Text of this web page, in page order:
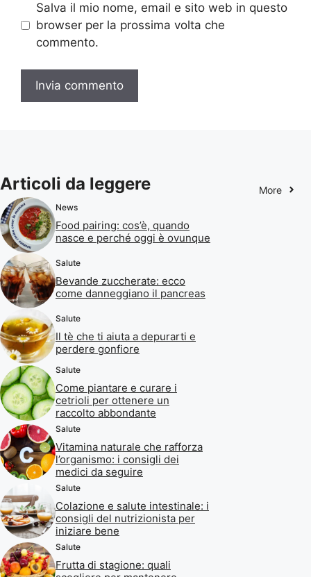
Salva il mio nome, email e sito web in questo
browser per la prossima volta che
commento.
Articoli da leggere More
News
Food pairing: cos’è, quando
nasce e perché oggi è ovunque
Salute
Bevande zuccherate: ecco
come danneggiano il pancreas
Salute
Il tè che ti aiuta a depurarti e
perdere gonfiore
Salute
Come piantare e curare i
cetrioli per ottenere un
raccolto abbondante
Salute
Vitamina naturale che rafforza
l’organismo: i consigli dei
medici da seguire
Salute
Colazione e salute intestinale: i
consigli del nutrizionista per
iniziare bene
Salute
Frutta di stagione: quali